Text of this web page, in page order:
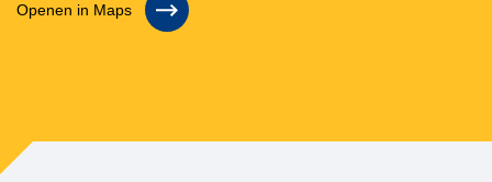
Openen in Maps